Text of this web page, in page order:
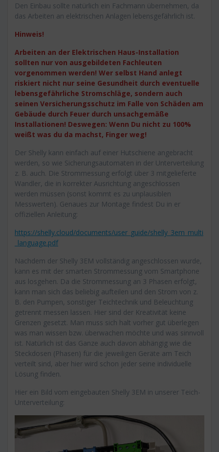
Den Einbau sollte natürlich ein Fachmann übernehmen, da
das Arbeiten an elektrischen Anlagen lebensgefährlich ist.
Hinweis!
Arbeiten an der Elektrischen Haus-Installation
sollten nur von ausgebildeten Fachleuten
vorgenommen werden! Wer selbst Hand anlegt
riskiert nicht nur seine Gesundheit durch eventuelle
lebensgefährliche Stromschläge, sondern auch
seinen Versicherungsschutz im Falle von Schäden am
Gebäude durch Feuer durch unsachgemäße
Installationen! Deswegen: Wenn Du nicht zu 100%
weißt was du da machst, Finger weg!
Der Shelly kann einfach auf einer Hutschiene angebracht
werden, so wie Sicherungsautomaten in der Unterverteilung
z. B. auch. Die Strommessung erfolgt über 3 mitgelieferte
Wandler, die in korrekter Ausrichtung angeschlossen
werden müssen (sonst kommt es zu unplausiblen
Messwerten). Genaues zur Montage findest Du in er
offiziellen Anleitung:
https://shelly.cloud/documents/user_guide/shelly_3em_multi
_language.pdf
Nachdem der Shelly 3EM vollständig angeschlossen wurde,
kann es mit der smarten Strommessung vom Smartphone
aus losgehen. Da die Strommessung an 3 Phasen erfolgt,
kann man sich das beliebig aufteilen und den Strom von z.
B. den Pumpen, sonstiger Teichtechnik und Beleuchtung
getrennt messen lassen. Hier sind der Kreativität keine
Grenzen gesetzt. Man muss sich halt vorher gut überlegen
was man wissen bzw. überwachen möchte und was sinnvoll
ist. Natürlich ist das Ganze auch davon abhängig wie die
Steckdosen (Phasen) für die jeweiligen Geräte am Teich
verteilt sind, aber hier wird schon jeder seine individuelle
Lösung finden.
Hier ein Bild vom eingebauten Shelly 3EM in unserer Teich-
Unterverteilung: